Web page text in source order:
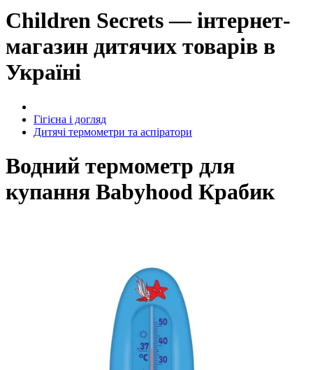
Children Secrets — інтернет-
магазин дитячих товарів в
Україні
Гігієна і догляд
Дитячі термометри та аспіратори
Водний термометр для
купання Babyhood Крабик